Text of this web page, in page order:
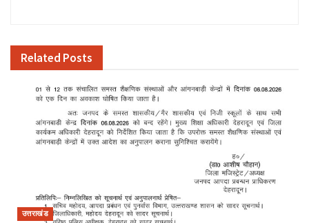
Related Posts
उत्तराखंड